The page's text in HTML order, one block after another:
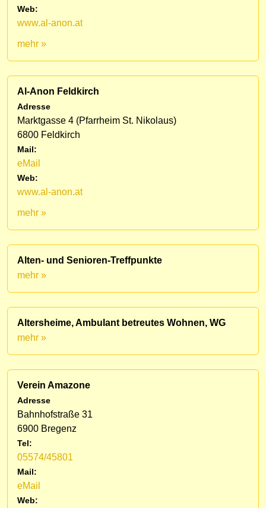
Web:
www.al-anon.at
mehr »
Al-Anon Feldkirch
Adresse
Marktgasse 4 (Pfarrheim St. Nikolaus)
6800 Feldkirch
Mail:
eMail
Web:
www.al-anon.at
mehr »
Alten- und Senioren-Treffpunkte
mehr »
Altersheime, Ambulant betreutes Wohnen, WG
mehr »
Verein Amazone
Adresse
Bahnhofstraße 31
6900 Bregenz
Tel:
05574/45801
Mail:
eMail
Web: